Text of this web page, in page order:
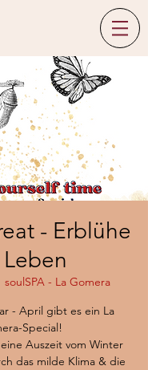
- Erblühe
soulSPA - La Gomera
- April gibt es ein La
Special!
Auszeit vom Winter
das milde Klima & die